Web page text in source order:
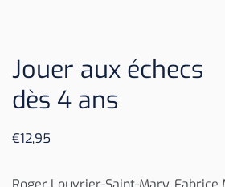
Jouer aux échecs
dès 4 ans
€12,95